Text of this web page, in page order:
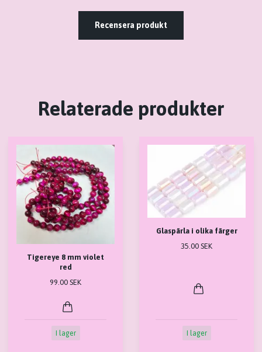
Recensera produkt
Relaterade produkter
Tigereye 8 mm violet
red
99.00 SEK
I lager
Glaspärla i olika färger
35.00 SEK
I lager